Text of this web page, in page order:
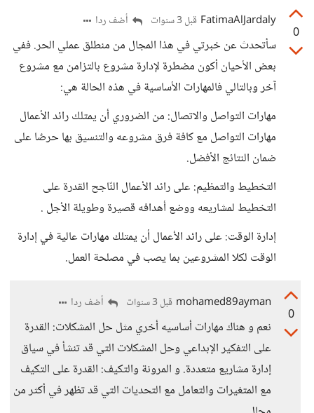
0
FatimaAlJardaly قبل 3 سنوات أضف ردا
سأتحدث عن خبرتي في هذا المجال من منطلق عملي الحر. ففي
بعض الأحيان أكون مضطرة لإدارة مشروع بالتزامن مع مشروع
آخر وبالتالي فالمهارات الأساسية في هذه الحالة هي:
مهارات التواصل والاتصال: من الضروري أن يمتلك رائد الأعمال
مهارات التواصل مع كافة فرق مشروعه والتنسيق بها حرصٌا على
ضمان النتائج الأفضل.
التخطيط والتمظيم: على رائد الأعمال النّاجح القدرة على
التخطيط لمشاريعه ووضع أهدافه قصيرة وطويلة الأجل .
إدارة الوقت: على رائد الأعمال أن يمتلك مهارات عالية في إدارة
الوقت لكلا المشروعين بما يصب في مصلحة العمل.
0
mohamed89ayman قبل 3 سنوات أضف ردا
نعم و هناك مهارات أساسيه أخري مثل حل المشكلات: القدرة
على التفكير الإبداعي وحل المشكلات التي قد تنشأ في سياق
إدارة مشاريع متعددة. و المرونة والتكيف: القدرة على التكيف
مع المتغيرات والتعامل مع التحديات التي قد تظهر في أكثر من